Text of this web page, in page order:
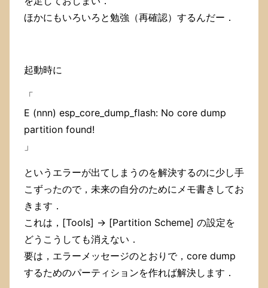
に
お
ほかにもいろいろと勉強（再確認）するんだー．
起動時に
「
E (nnn) esp_core_dump_flash: No core dump
partition found!
」
というエラーが出てしまうのを解決するのに少し手
こずったので，未来の自分のためにメモ書きしてお
きます．
これは，[Tools] -> [Partition Scheme] の設定を
どうこうしても消えない．
要は，エラーメッセージのとおりで，core dump
するためのパーティションを作れば解決します．